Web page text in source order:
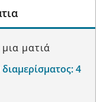
ματιά
4